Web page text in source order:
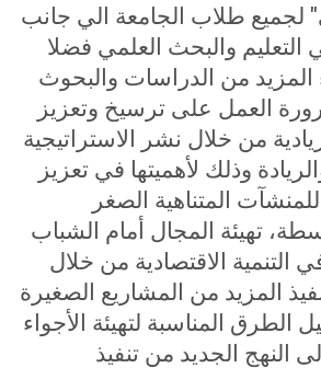
لجميع طلاب الجامعة الي جانب
التعليم والبحث العلمي فضلا
من الدراسات والبحوث
العمل على ترسيخ وتعزيز
من خلال نشر الاستراتيجية
وذلك لأهميتها في تعزيز
المتناهية الصغر
تهيئة المجال أمام الشباب
التنمية الاقتصادية من خلال
المزيد من المشاريع الصغيرة
الطرق المناسبة لتهيئة الأجواء
النهج الجديد من تنفيذ